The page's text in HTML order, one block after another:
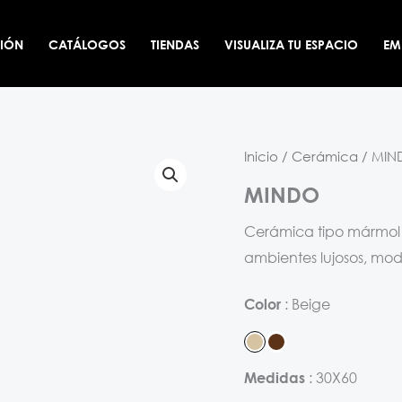
CATÁLOGOS TIENDAS VISUALIZA TU ESPACIO
Inicio / Cerámica /
MINDO
Cerámica tipo
ambientes lujosos,
Color Beige
Medidas 30X60